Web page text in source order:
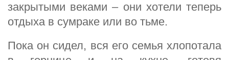
закрытыми веками – они хотели теперь
отдыха в сумраке или во тьме.
Пока он сидел, вся его семья хлопотала